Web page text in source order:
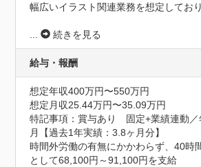
幅広いイラスト関連業務を想定しており
... 続きを見る
給与・報酬
想定年収400万円〜550万円
想定月収25.44万円〜35.09万円
特記事項：賞与あり　固定+業績連動
月【過去1年実績：3.8ヶ月分】
時間外労働の有無にかかわらず、40時
として68,100円～91,100円を支給